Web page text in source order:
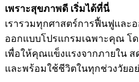
เพราะสุขภาพดี เริ่มได้ที่นี่
เรารวมทุกศาสตร์การฟื้นฟูและ
ออกแบบโปรแกรมเฉพาะคุณ โ
เพื่อให้คุณแข็งแรงจากภายใน ส
และพร้อมใช้ชีวิตในทุกช่วงวัยอ